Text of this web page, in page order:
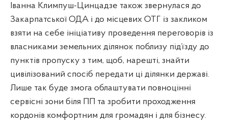
Іванна Климпуш-Цинцадзе також звернулася до
Закарпатської ОДА і до місцевих ОТГ із закликом
взяти на себе ініціативу проведення переговорів із
власниками земельних ділянок поблизу під’їзду до
пунктів пропуску з тим, щоб, нарешті, знайти
цивілізований спосіб передати ці ділянки державі.
Лише так буде змога облаштувати повноцінні
сервісні зони біля ПП та зробити проходження
кордонів комфортним для громадян і для бізнесу.